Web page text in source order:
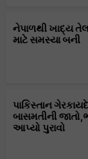
નેપાળથી ખાદ્ય
માટે સમસ્યા બની
પાકિસ્તાન
બાસમતીની
આપ્યો પુરાવો